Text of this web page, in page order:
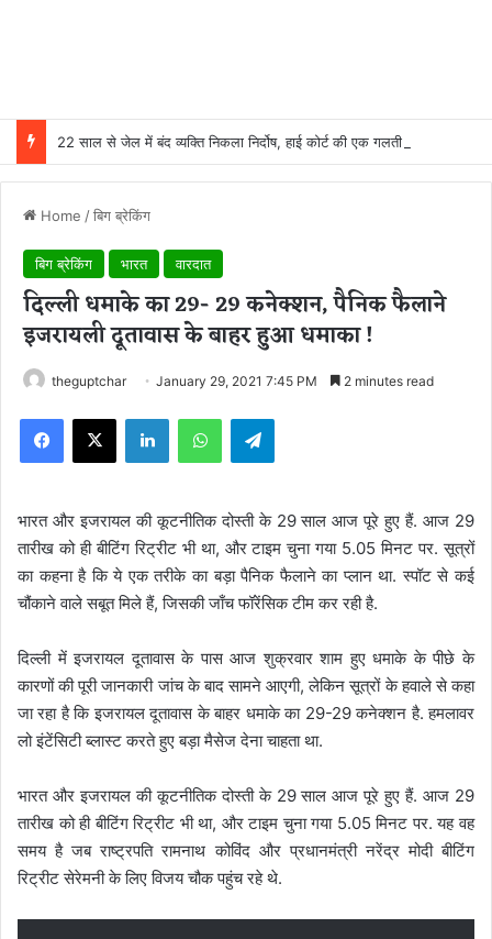
Home /बिग ब्रेकिंग
बिग ब्रेकिंग भारत वारदात
दिल्ली धमाके का 29- 29 कनेक्शन, पैनिक फैलाने
इजरायली दूतावास के बाहर हुआ धमाका !
theguptchar January 29, 2021 7:45 PM 2 minutes read
भारत और इजरायल की कूटनीतिक दोस्ती के 29 साल आज पूरे हुए हैं. आज 29
तारीख को ही बीटिंग रिट्रीट भी था, और टाइम चुना गया 5.05 मिनट पर. सूत्रों
का कहना है कि ये एक तरीके का बड़ा पैनिक फैलाने का प्लान था. स्पॉट से कई
चौंकाने वाले सबूत मिले हैं, जिसकी जाँच फॉरेंसिक टीम कर रही है.
दिल्ली में इजरायल दूतावास के पास आज शुक्रवार शाम हुए धमाके के पीछे के
कारणों की पूरी जानकारी जांच के बाद सामने आएगी, लेकिन सूत्रों के हवाले से कहा
जा रहा है कि इजरायल दूतावास के बाहर धमाके का 29-29 कनेक्शन है. हमलावर
लो इंटेंसिटी ब्लास्ट करते हुए बड़ा मैसेज देना चाहता था.
भारत और इजरायल की कूटनीतिक दोस्ती के 29 साल आज पूरे हुए हैं. आज 29
तारीख को ही बीटिंग रिट्रीट भी था, और टाइम चुना गया 5.05 मिनट पर. यह वह
समय है जब राष्ट्रपति रामनाथ कोविंद और प्रधानमंत्री नरेंद्र मोदी बीटिंग
रिट्रीट सेरेमनी के लिए विजय चौक पहुंच रहे थे.